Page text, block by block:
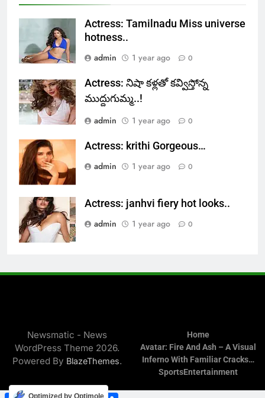
Actress: Tamilnadu Miss universe
hotness..
admin
1 year ago 0
Actress: నిషా కళ్లతో కవ్విస్తోన్న
ముద్దుగుమ్మ..!
admin
1 year ago 0
Actress: krithi Gorgeous…
admin
1 year ago 0
Actress: janhvi fiery hot looks..
admin
1 year ago 0
Newsmatic - News
WordPress Theme 2026.
Powered By BlazeThemes.
Home
Avatar: Fire And Ash – A Visual
Inferno With Familiar Cracks…
SportsEntertainment
Optimized by Optimole